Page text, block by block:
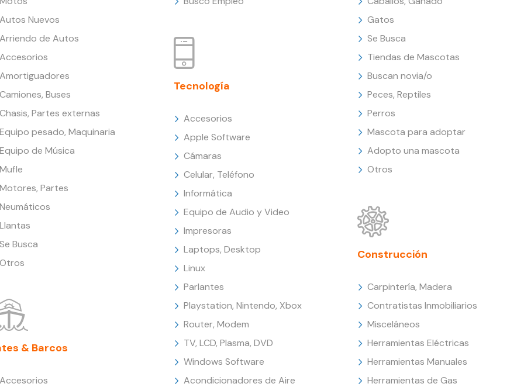
Nuevos
de Autos
Buses
Partes externas
pesado, Maquinaria
de Música
Partes
Busca
& Barcos
Tecnología
Accesorios
Apple Software
Cámaras
Celular, Teléfono
Informática
Equipo de Audio y Video
Impresoras
Laptops, Desktop
Linux
Parlantes
Playstation, Nintendo, Xbox
Router, Modem
TV, LCD, Plasma, DVD
Windows Software
Acondicionadores de Aire
Gatos
Se Busca
Tiendas de Mascotas
Buscan novia/o
Peces, Reptiles
Perros
Mascota para adoptar
Adopto una mascota
Otros
Construcción
Carpintería, Madera
Contratistas Inmobiliarios
Misceláneos
Herramientas Eléctricas
Herramientas Manuales
Herramientas de Gas